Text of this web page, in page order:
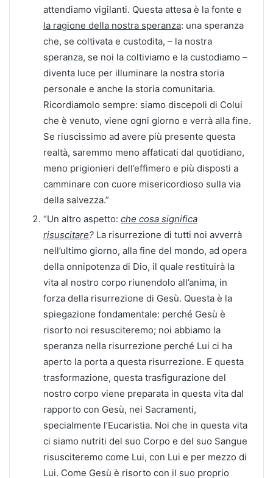
attendiamo vigilanti. Questa attesa è la fonte e
la ragione della nostra speranza: una speranza
che, se coltivata e custodita, – la nostra
speranza, se noi la coltiviamo e la custodiamo –
diventa luce per illuminare la nostra storia
personale e anche la storia comunitaria.
Ricordiamolo sempre: siamo discepoli di Colui
che è venuto, viene ogni giorno e verrà alla fine.
Se riuscissimo ad avere più presente questa
realtà, saremmo meno affaticati dal quotidiano,
meno prigionieri dell’effimero e più disposti a
camminare con cuore misericordioso sulla via
della salvezza.”
“Un altro aspetto: che cosa significa
risuscitare? La risurrezione di tutti noi avverrà
nell’ultimo giorno, alla fine del mondo, ad opera
della onnipotenza di Dio, il quale restituirà la
vita al nostro corpo riunendolo all’anima, in
forza della risurrezione di Gesù. Questa è la
spiegazione fondamentale: perché Gesù è
risorto noi resusciteremo; noi abbiamo la
speranza nella risurrezione perché Lui ci ha
aperto la porta a questa risurrezione. E questa
trasformazione, questa trasfigurazione del
nostro corpo viene preparata in questa vita dal
rapporto con Gesù, nei Sacramenti,
specialmente l’Eucaristia. Noi che in questa vita
ci siamo nutriti del suo Corpo e del suo Sangue
risusciteremo come Lui, con Lui e per mezzo di
Lui. Come Gesù è risorto con il suo proprio